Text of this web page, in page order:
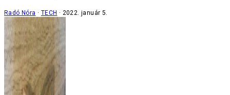
Radó Nóra TECH 2022. január 5.